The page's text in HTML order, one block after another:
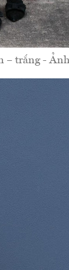
– trắng -